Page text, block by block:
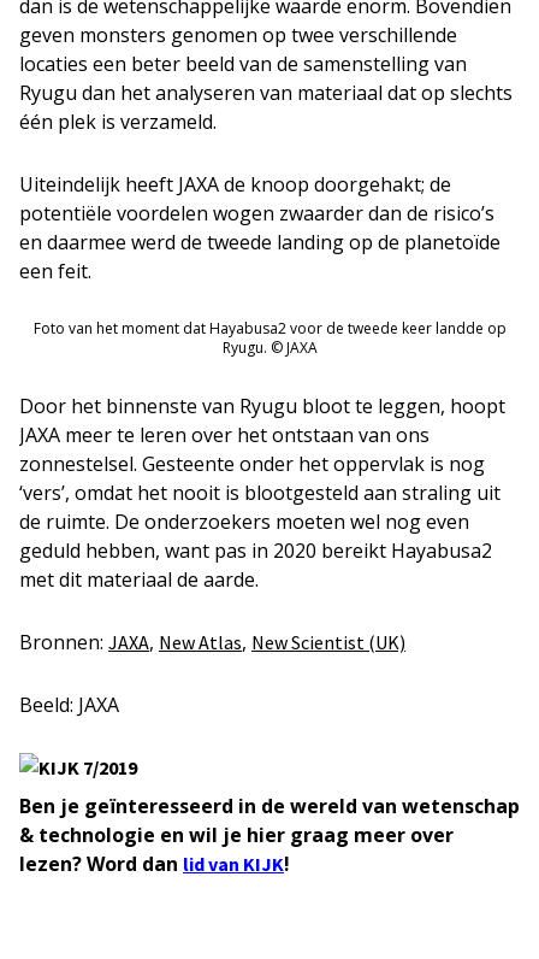
dan is de wetenschappelijke waarde enorm. Bovendien
geven monsters genomen op twee verschillende
locaties een beter beeld van de samenstelling van
Ryugu dan het analyseren van materiaal dat op slechts
één plek is verzameld.
Uiteindelijk heeft JAXA de knoop doorgehakt; de
potentiële voordelen wogen zwaarder dan de risico’s
en daarmee werd de tweede landing op de planetoïde
een feit.
Foto van het moment dat Hayabusa2 voor de tweede keer landde op
Ryugu. © JAXA
Door het binnenste van Ryugu bloot te leggen, hoopt
JAXA meer te leren over het ontstaan van ons
zonnestelsel. Gesteente onder het oppervlak is nog
‘vers’, omdat het nooit is blootgesteld aan straling uit
de ruimte. De onderzoekers moeten wel nog even
geduld hebben, want pas in 2020 bereikt Hayabusa2
met dit materiaal de aarde.
Bronnen: JAXA, New Atlas, New Scientist (UK)
Beeld: JAXA
Ben je geïnteresseerd in de wereld van wetenschap
& technologie en wil je hier graag meer over
lezen? Word dan lid van KIJK!